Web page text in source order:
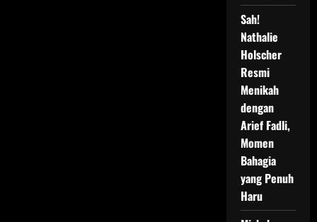
Sah!
Nathalie
Holscher
Resmi
Menikah
dengan
Arief Fadli,
Momen
Bahagia
yang Penuh
Haru